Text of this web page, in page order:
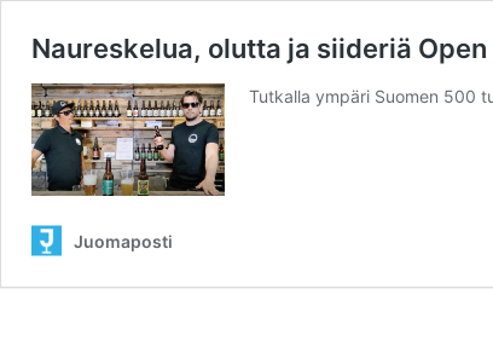
Naureskelua, olutta ja siideriä
Tutkalla ympäri Suomen 500
Juomaposti